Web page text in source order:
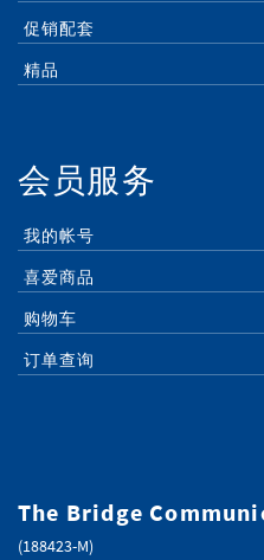
促销配套
精品
会员服务
我的帐号
喜爱商品
购物车
订单查询
The Bridge
(188423-M)